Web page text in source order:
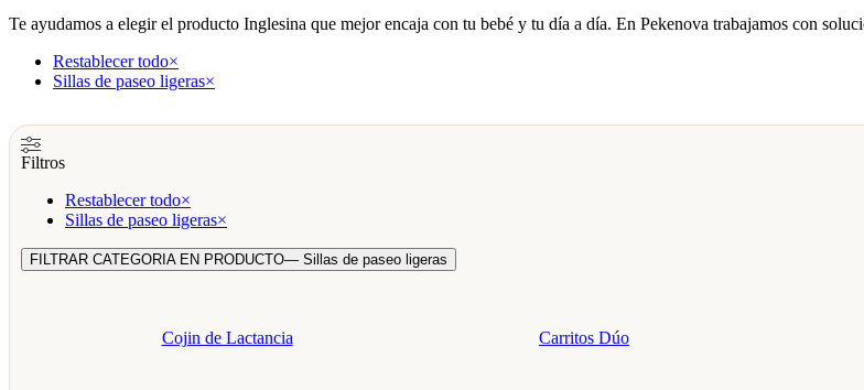
Te ayudamos a elegir el producto Inglesina que mejor encaja con tu bebé y tu día a día. En Pekenova trabajamos con
Restablecer todo×
Sillas de paseo ligeras×
Filtros
Restablecer todo×
Sillas de paseo ligeras×
FILTRAR CATEGORIA EN PRODUCTO— Sillas de paseo ligeras
Cojin de Lactancia Carritos Dúo